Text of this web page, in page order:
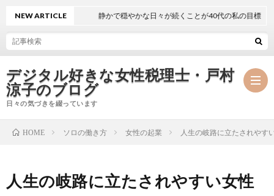
デジタル好きな女性税理士・戸村
涼子のブログ
日々の気づきを綴っています
NEW ARTICLE 静かで穏やかな日々が続くことが40代の私の目標
HOME ソロの働き方 女性の起業 人生の岐路に立たされやす
人生の岐路に立たされやすい女性